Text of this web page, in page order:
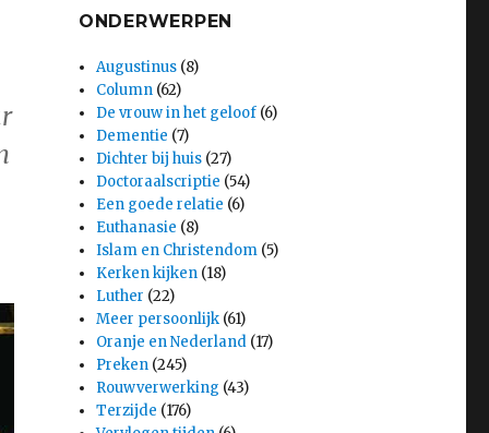
ONDERWERPEN
Augustinus (8)
Column (62)
De vrouw in het geloof (6)
Dementie (7)
Dichter bij huis (27)
Doctoraalscriptie (54)
Een goede relatie (6)
Euthanasie (8)
Islam en Christendom (5)
Kerken kijken (18)
Luther (22)
Meer persoonlijk (61)
Oranje en Nederland (17)
Preken (245)
Rouwverwerking (43)
Terzijde (176)